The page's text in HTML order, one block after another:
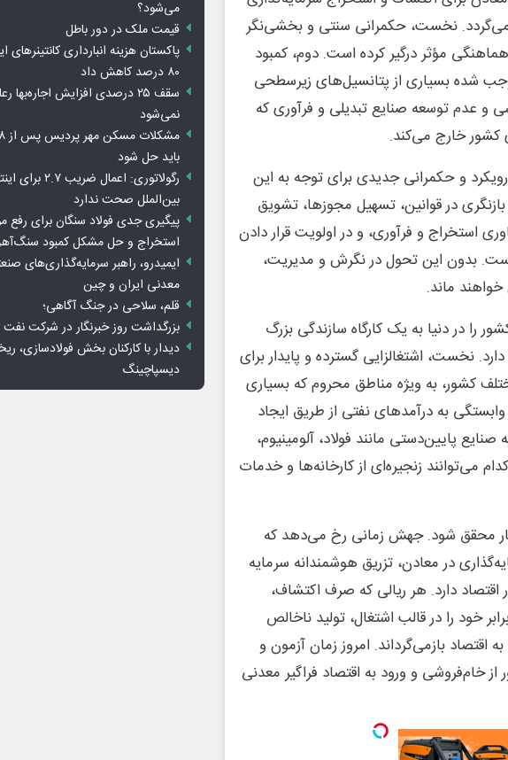
نخست، حکمرانی سنتی و بخشی‌نگر
مؤثر درگیر کرده است. دوم، کمبود
شده بسیاری از پتانسیل‌های زیرسطحی
و عدم توسعه صنایع تبدیلی و فرآوری که
کشور خارج می‌کند.
رویکرد و حکمرانی جدیدی برای توجه به این
در قوانین، تسهیل مجوزها، تشویق
استخراج و فرآوری، و در اولویت قرار دادن
بدون این تحول در نگرش و مدیریت،
ماند.
را در دنیا به یک کارگاه سازندگی بزرگ
نخست، اشتغالزایی گسترده و پایدار برای
کشور، به ویژه مناطق محروم که بسیاری
به درآمدهای نفتی از طریق ایجاد
پایین‌دستی مانند فولاد، آلومینیوم،
زنجیره‌ای از کارخانه‌ها و خدمات
محقق شود. جهش زمانی رخ می‌دهد که
در معادن، تزریق هوشمندانه سرمایه
دارد. هر ریالی که صرف اکتشاف،
خود را در قالب اشتغال، تولید ناخالص
اقتصاد بازمی‌گرداند. امروز زمان آزمون و
خام‌فروشی و ورود به اقتصاد فراگیر معدنی
می‌شود؟
قیمت ملک در دور باطل
پاکستان هزینه انبارداری کانتینرهای
۸۰ درصد کاهش داد
سقف ۲۵ درصدی افزایش اجاره‌بها
نمی‌شود
باید حل شود
رگولاتوری: اعمال ضریب
بین‌الملل صحت ندارد
پیگیری جدی فولاد سنگان برای رفع
استخراج و حل مشکل کمبود
ایمیدرو، راهبر سرمایه‌گذاری‌های
معدنی ایران و چین
قلم، سلاحی در جنگ آگاهی؛
بزرگداشت روز خبرنگار در شرکت
دیدار با کارکنان بخش فولادسازی،
دیسپاچینگ